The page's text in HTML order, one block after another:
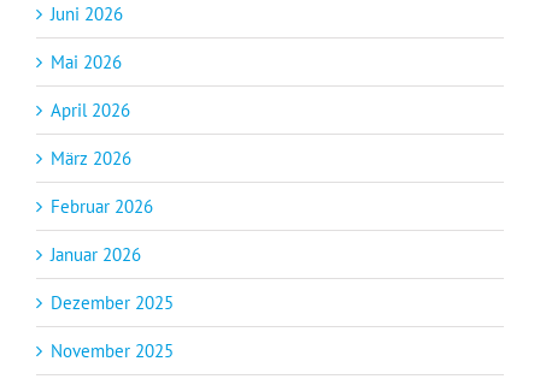
Juni 2026
Mai 2026
April 2026
März 2026
Februar 2026
Januar 2026
Dezember 2025
November 2025